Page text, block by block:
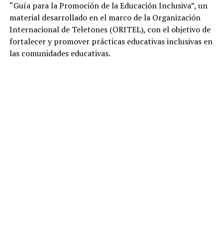
“Guía para la Promoción de la Educación Inclusiva”, un
material desarrollado en el marco de la Organización
Internacional de Teletones (ORITEL), con el objetivo de
fortalecer y promover prácticas educativas inclusivas en
las comunidades educativas.